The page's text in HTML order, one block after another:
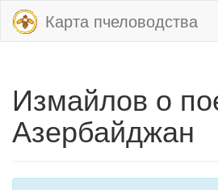
Карта пчеловодства
Измайлов о
Азербайджан